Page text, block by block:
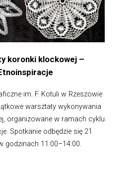
koronki klockowej –
im. F. Kotuli w Rzeszowie
warsztaty wykonywania
organizowane w ramach cyklu
Spotkanie odbędzie się 21
godzinach 11:00–14:00.